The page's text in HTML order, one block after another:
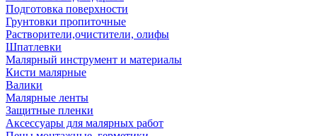
Подготовка поверхности
Грунтовки пропиточные
Растворители,очистители, олифы
Шпатлевки
Малярный инструмент и материалы
Кисти малярные
Валики
Малярные ленты
Защитные пленки
Аксессуары для малярных работ